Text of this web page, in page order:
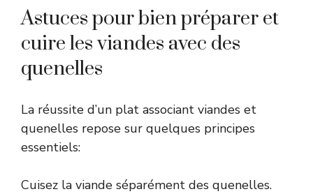
Astuces pour bien préparer et
cuire les viandes avec des
quenelles
La réussite d’un plat associant viandes et
quenelles repose sur quelques principes
essentiels:
Cuisez la viande séparément des quenelles.